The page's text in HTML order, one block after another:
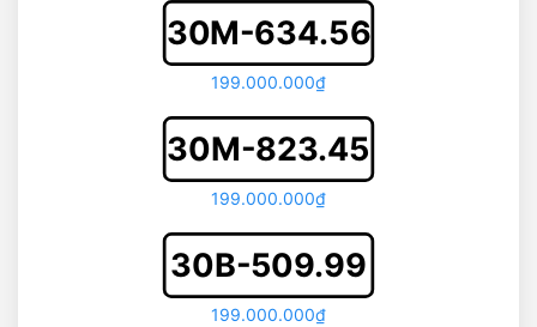
30M-634.56
199.000.000₫
30M-823.45
199.000.000₫
30B-509.99
199.000.000₫